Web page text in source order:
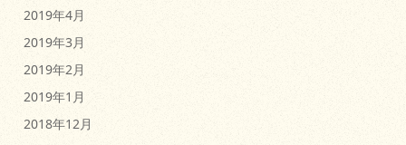
2019年4月
2019年3月
2019年2月
2019年1月
2018年12月